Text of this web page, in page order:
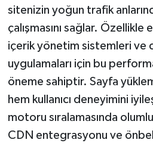
sitenizin yoğun trafik
çalışmasını sağlar.
içerik yönetim sistemleri ve
uygulamaları için bu
öneme sahiptir. Sayfa
hem kullanıcı deneyimini
motoru sıralamasında
CDN entegrasyonu ve